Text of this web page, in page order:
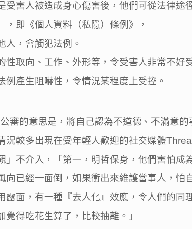
害人被造成身心傷害後，他們可從法律途
即《個人資料（私隱）條例》，
人，會觸犯法例。
取向、工作、外形等，令受害人非常不好
產生阻嚇性，令情況某程度上受控。
審的意思是，將自己認為不道德、不滿意
較多出現在受年輕人歡迎的社交媒體
」不介入，「第一，明哲保身，他們害怕成
已經一面倒，如果衝出來維護當事人，怕
面，有一種『去人化』效應，令人們的同
得吃花生算了，比較抽離。」